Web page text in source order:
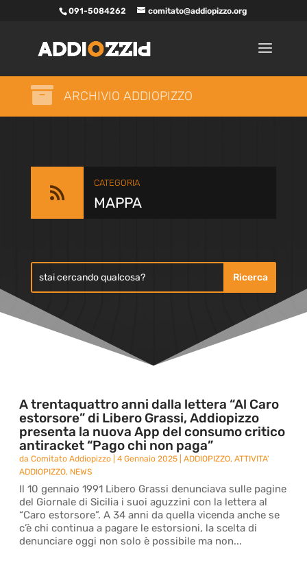
091-5084262 comitato@addiopizzo.org
 ARCHIVIO ADDIOPIZZO

CATEGORIA
MAPPA
A trentaquattro anni dalla lettera “Al Caro
estorsore” di Libero Grassi, Addiopizzo
presenta la nuova App del consumo critico
antiracket “Pago chi non paga”
daComitato Addiopizzo |4 Gennaio 2025 |ADDIOPIZZO,ATTIVITA'
ADDIOPIZZO, NEWS
Il 10 gennaio 1991 Libero Grassi denunciava sulle pagine
del Giornale di Sicilia i suoi aguzzini con la lettera al
“Caro estorsore”. A 34 anni da quella vicenda anche se
c’è chi continua a pagare le estorsioni, la scelta di
denunciare oggi non solo è possibile ma non...